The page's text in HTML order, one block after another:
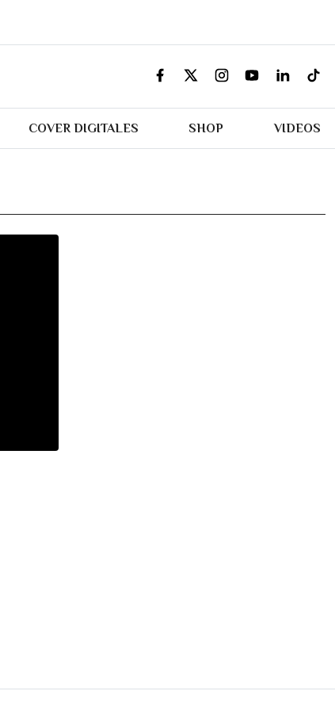
COVER DIGITALES SHOP VIDEOS